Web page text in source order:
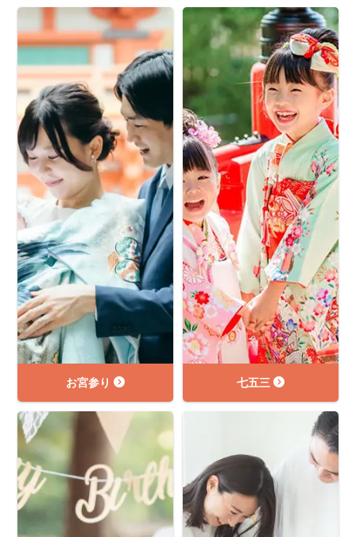
お宮参り 七五三